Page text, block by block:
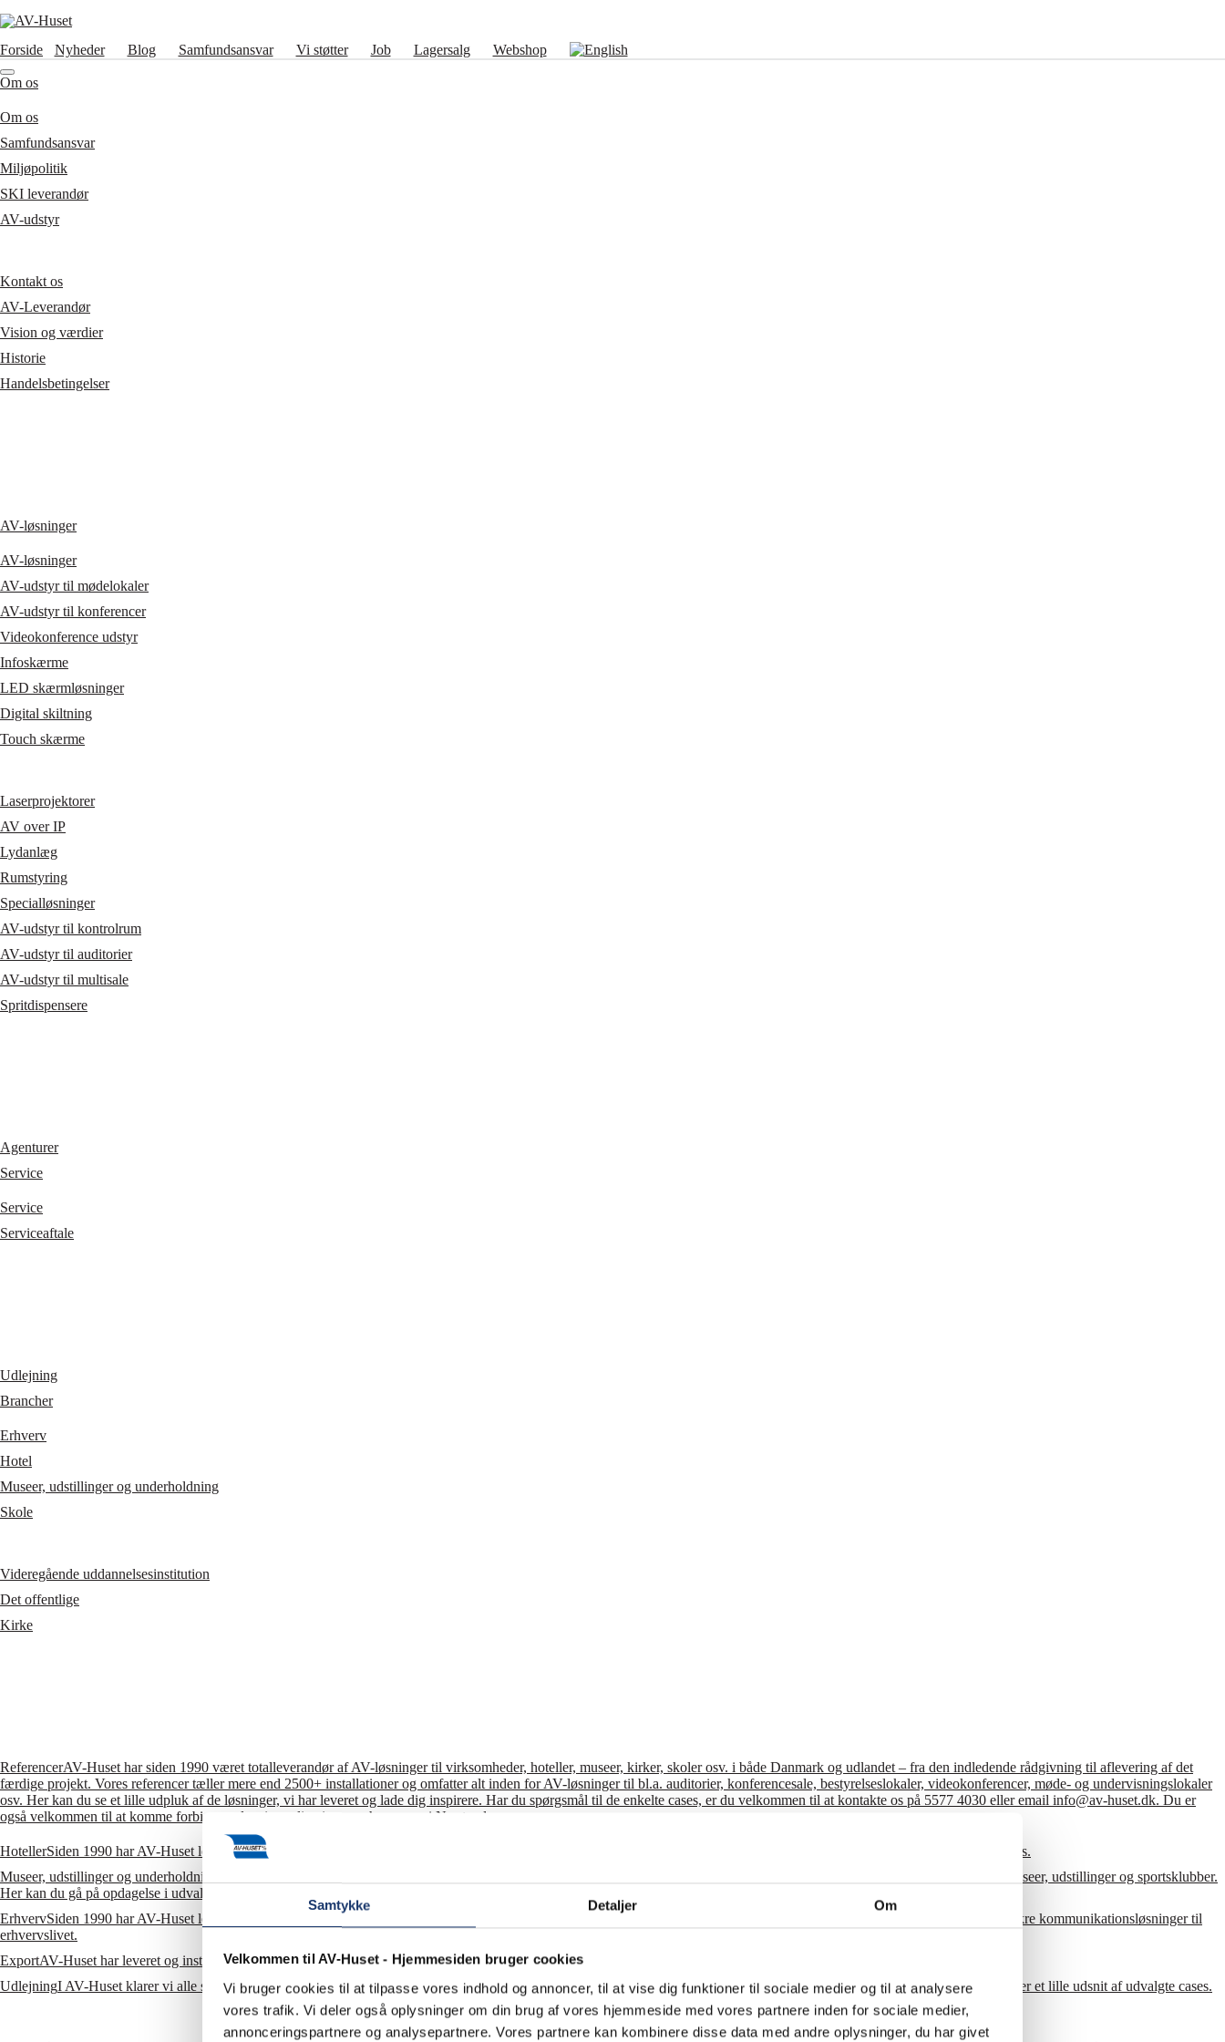
Samtykke Detaljer Om
Velkommen til AV-Huset - Hjemmesiden bruger cookies
Vi bruger cookies til at tilpasse vores indhold og annoncer, til at vise dig funktioner til sociale medier og til at analysere
vores trafik. Vi deler også oplysninger om din brug af vores hjemmeside med vores partnere inden for sociale medier,
annonceringspartnere og analysepartnere. Vores partnere kan kombinere disse data med andre oplysninger, du har givet
Forside Nyheder Blog Samfundsansvar Vi støtter Job Lagersalg Webshop
Om os
Om os
Samfundsansvar
Miljøpolitik
SKI leverandør
AV-udstyr
Kontakt os
AV-Leverandør
Vision og værdier
Historie
Handelsbetingelser
AV-løsninger
AV-løsninger
AV-udstyr til mødelokaler
AV-udstyr til konferencer
Videokonference udstyr
Infoskærme
LED skærmløsninger
Digital skiltning
Touch skærme
Laserprojektorer
AV over IP
Lydanlæg
Rumstyring
Specialløsninger
AV-udstyr til kontrolrum
AV-udstyr til auditorier
AV-udstyr til multisale
Spritdispensere
Agenturer
Service
Service
Serviceaftale
Udlejning
Brancher
Erhverv
Hotel
Museer, udstillinger og underholdning
Skole
Videregående uddannelsesinstitution
Det offentlige
Kirke
ReferencerAV-Huset har siden 1990 været totalleverandør af AV-løsninger til virksomheder, hoteller, museer, kirker, skoler osv. i både Danmark og udlandet – fra den indledende rådgivning til aflevering af det
færdige projekt. Vores referencer tæller mere end 2500+ installationer og omfatter alt inden for AV-løsninger til bl.a. auditorier, konferencesale, bestyrelseslokaler, videokonferencer, møde- og undervisningslokaler
osv. Her kan du se et lille udpluk af de løsninger, vi har leveret og lade dig inspirere. Har du spørgsmål til de enkelte cases, er du velkommen til at kontakte os på 5577 4030 eller email info@av-huset.dk. Du er
også velkommen til at komme forbi og se løsninger live i vores showroom i Næstved.
HotellerSiden 1990 har AV-Huset leveret og installeret mange forskellige AV-løsninger til en lang række hoteller, hostels og kursuscentre. Her følger et lille udsnit af udvalgte cases.
Museer, udstillinger og underholdning
Vi leverer teknikken til gode oplevelser. Siden 1990 har AV-Huset leveret og installeret mange forskellige AV-løsninger til en lang række museer, udstillinger og sportsklubber.
Her kan du gå på opdagelse i udvalgte cases.
ErhvervSiden 1990 har AV-Huset leveret og installeret mange forskellige AV-løsninger til en lang række små og store virksomheder. Se et lille udsnit af udvalgte cases om driftssikre kommunikationsløsninger til
erhvervslivet.
ExportAV-Huset har leveret og installeret mange forskellige AV-løsninger til en lang række kunder i udlandet. Her følger et lille udsnit af udvalgte cases.
UdlejningI AV-Huset klarer vi alle slags udlejningsopgaver fra store events til små arrangementer. Siden 1990 har vi udlejet AV-udstyr til både erhvervs- og privatkunder. Her følger et lille udsnit af udvalgte cases.